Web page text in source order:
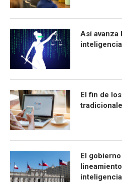
Así avanza
El fin de
El